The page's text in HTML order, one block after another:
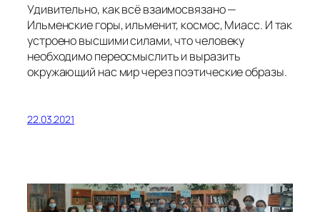
Удивительно, как всё взаимосвязано —
Ильменские горы, ильменит, космос, Миасс. И так
устроено высшими силами, что человеку
необходимо переосмыслить и выразить
окружающий нас мир через поэтические образы.
22.03.2021